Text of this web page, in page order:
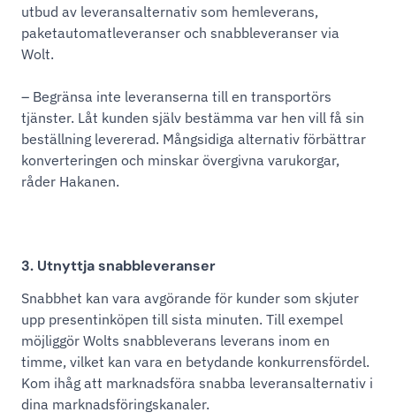
utbud av leveransalternativ som hemleverans,
paketautomatleveranser och snabbleveranser via
Wolt.
– Begränsa inte leveranserna till en transportörs
tjänster. Låt kunden själv bestämma var hen vill få sin
beställning levererad. Mångsidiga alternativ förbättrar
konverteringen och minskar övergivna varukorgar,
råder Hakanen.
3. Utnyttja snabbleveranser
Snabbhet kan vara avgörande för kunder som skjuter
upp presentinköpen till sista minuten. Till exempel
möjliggör Wolts snabbleverans leverans inom en
timme, vilket kan vara en betydande konkurrensfördel.
Kom ihåg att marknadsföra snabba leveransalternativ i
dina marknadsföringskanaler.